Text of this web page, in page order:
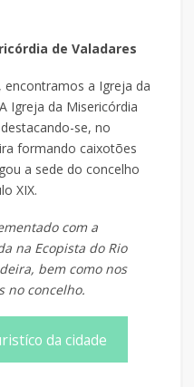
de Valadares
encontramos a Igreja da
Igreja da Misericórdia
se, no
formando caixotões
a sede do concelho
XIX.
com a
na Ecopista do Rio
bem como nos
no concelho.
da cidade